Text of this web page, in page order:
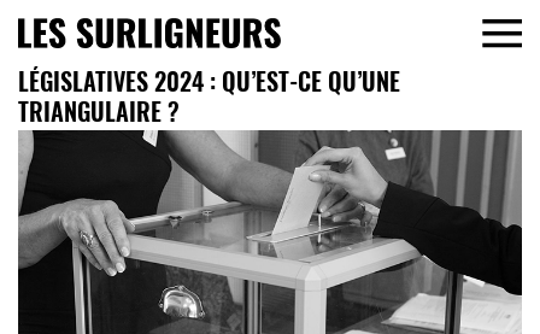
LÉGISLATIVES 2024 : QU’EST-CE QU’UNE
TRIANGULAIRE ?